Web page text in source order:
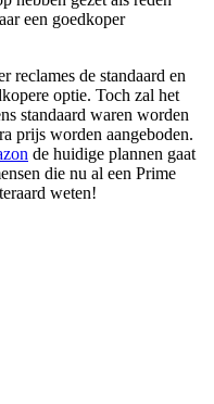
een goedkoper
reclames de standaard en
optie. Toch zal het
standaard waren worden
prijs worden aangeboden.
de huidige plannen gaat
die nu al een Prime
weten!